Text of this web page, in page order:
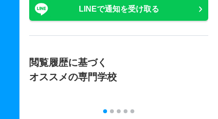
LINEで通知を受け取る
閲覧履歴に基づく
オススメの専門学校